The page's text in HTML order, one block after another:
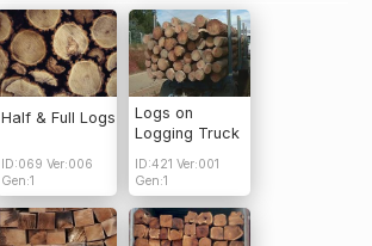
Half & Full Logs
ID:069 Ver:006
Gen:1
Logs on
Logging Truck
ID:421 Ver:001
Gen:1